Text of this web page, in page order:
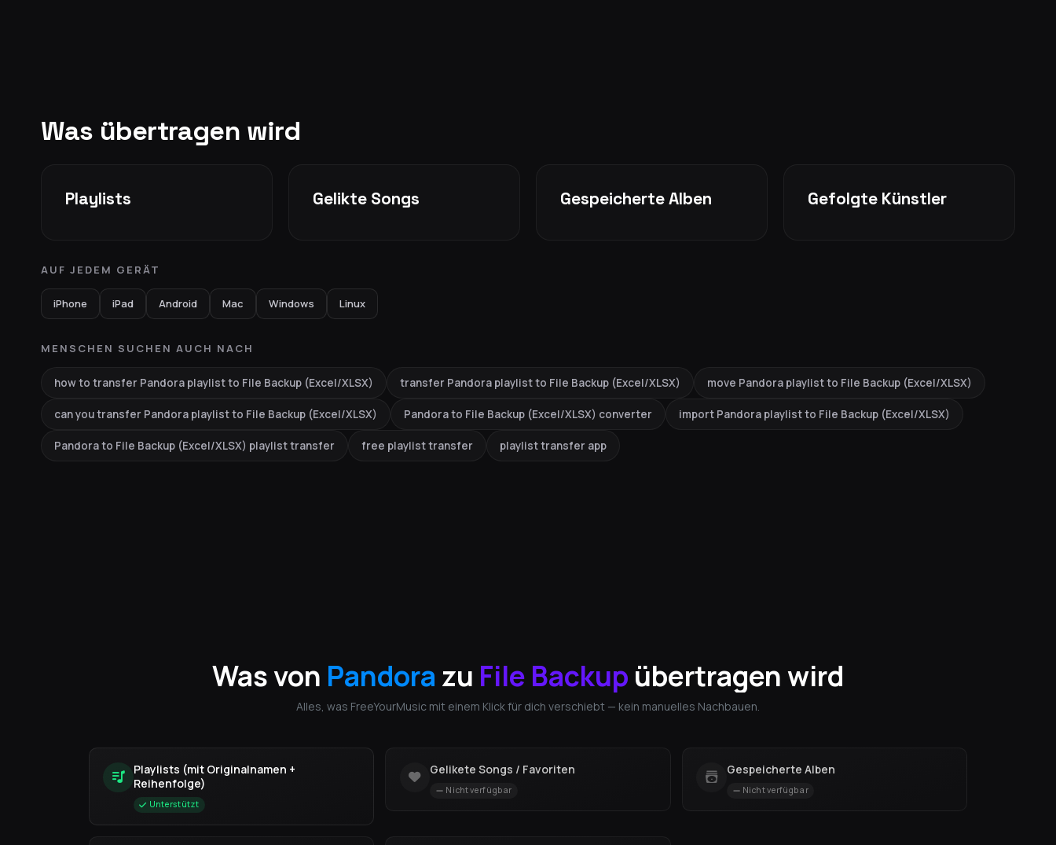
Was übertragen wird
Playlists Gelikte Songs Gespeicherte Alben Gefolgte Künstler
AUF JEDEM GERÄT
iPhone iPad Android Mac Windows Linux
MENSCHEN SUCHEN AUCH NACH
how to transfer Pandora playlist to File Backup (Excel/XLSX) transfer Pandora playlist to File Backup (Excel/XLSX) move Pandora playlist to File Backup (Excel/XLSX)
can you transfer Pandora playlist to File Backup (Excel/XLSX) Pandora to File Backup (Excel/XLSX) converter import Pandora playlist to File Backup (Excel/XLSX)
Pandora to File Backup (Excel/XLSX) playlist transfer free playlist transfer playlist transfer app
Was von Pandora zu File Backup übertragen wird
Alles, was FreeYourMusic mit einem Klick für dich verschiebt — kein manuelles Nachbauen.
Playlists (mit Originalnamen +
Reihenfolge)
Unterstützt
Gelikete Songs / Favoriten
Nicht verfügbar
Gespeicherte Alben
Nicht verfügbar